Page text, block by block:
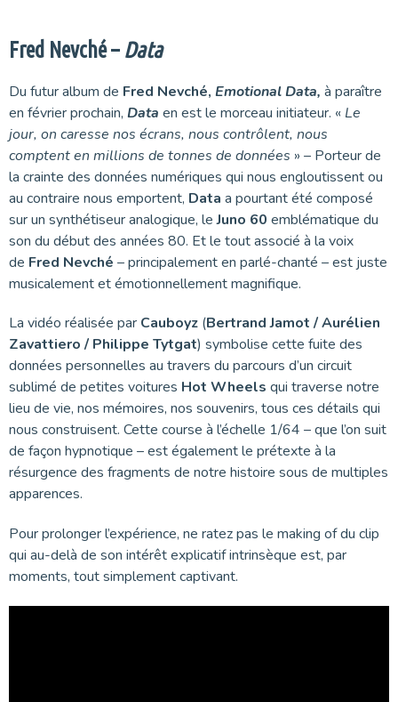
Fred Nevché – Data
Du futur album de Fred Nevché, Emotional Data, à paraître
en février prochain, Data en est le morceau initiateur. « Le
jour, on caresse nos écrans, nous contrôlent, nous
comptent en millions de tonnes de données » – Porteur de
la crainte des données numériques qui nous engloutissent ou
au contraire nous emportent, Data a pourtant été composé
sur un synthétiseur analogique, leJuno 60 emblématique du
son du début des années 80. Et le tout associé à la voix
de Fred Nevché – principalement en parlé-chanté – est juste
musicalement et émotionnellement magnifique.
La vidéo réalisée par Cauboyz (Bertrand Jamot / Aurélien
Zavattiero / Philippe Tytgat) symbolise cette fuite des
données personnelles au travers du parcours d’un circuit
sublimé de petites voitures Hot Wheels qui traverse notre
lieu de vie, nos mémoires, nos souvenirs, tous ces détails qui
nous construisent. Cette course à l’échelle 1/64 – que l’on suit
de façon hypnotique – est également le prétexte à la
résurgence des fragments de notre histoire sous de multiples
apparences.
Pour prolonger l’expérience, ne ratez pas le making of du clip
qui au-delà de son intérêt explicatif intrinsèque est, par
moments, tout simplement captivant.